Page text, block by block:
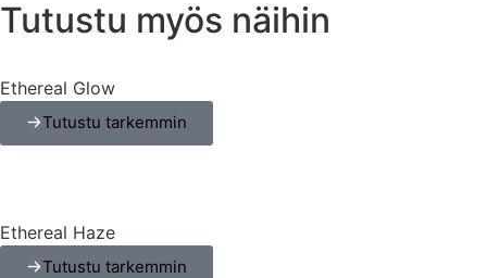
Tutustu myös näihin
Ethereal Glow
Tutustu tarkemmin
Ethereal Haze
Tutustu tarkemmin